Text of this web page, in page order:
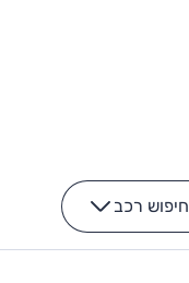
חיפוש רכב